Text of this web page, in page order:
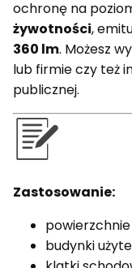
ochronę na
żywotności,
360 lm. Możesz
lub firmie czy też
publicznej.
Zastosowanie:
powierzchnie
budynki